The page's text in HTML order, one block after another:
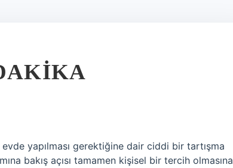
yapılması gerektiğine dair ciddi bir tartışma
bakış açısı tamamen kişisel bir tercih olmasına